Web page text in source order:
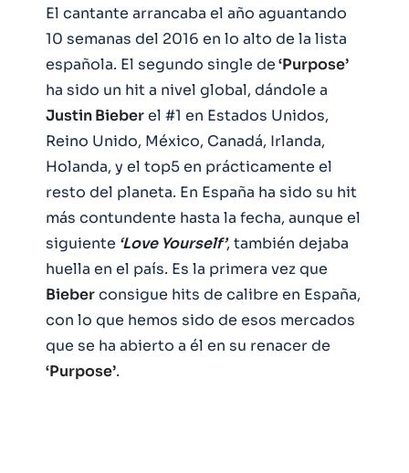
El cantante arrancaba el año aguantando
10 semanas del 2016 en lo alto de la lista
española. El segundo single de‘Purpose’
ha sido un hit a nivel global, dándole a
Justin Bieberel #1 en Estados Unidos,
Reino Unido, México, Canadá, Irlanda,
Holanda, y el top5 en prácticamente el
resto del planeta. En España ha sido su hit
más contundente hasta la fecha, aunque el
siguiente ‘Love Yourself’, también dejaba
huella en el país. Es la primera vez que
Bieberconsigue hits de calibre en España,
con lo que hemos sido de esos mercados
que se ha abierto a él en su renacer de
‘Purpose’.